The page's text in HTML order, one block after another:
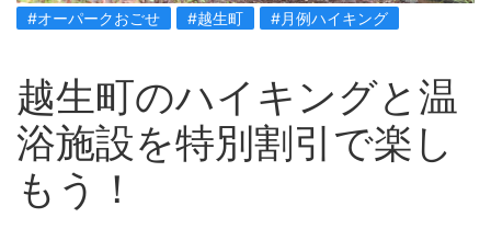
#オーパークおごせ #越生町 #月例ハイキング
越生町のハイキングと温
浴施設を特別割引で楽し
もう！